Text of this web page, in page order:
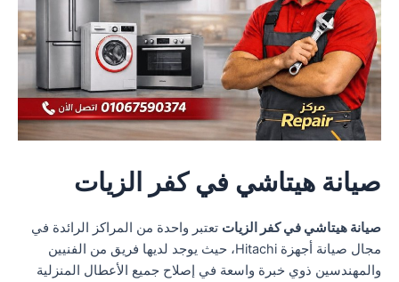
صيانة هيتاشي في كفر الزيات
صيانة هيتاشي في كفر الزيات تعتبر واحدة من المراكز الرائدة في
مجال صيانة أجهزة Hitachi، حيث يوجد لديها فريق من الفنيين
والمهندسين ذوي خبرة واسعة في إصلاح جميع الأعطال المنزلية